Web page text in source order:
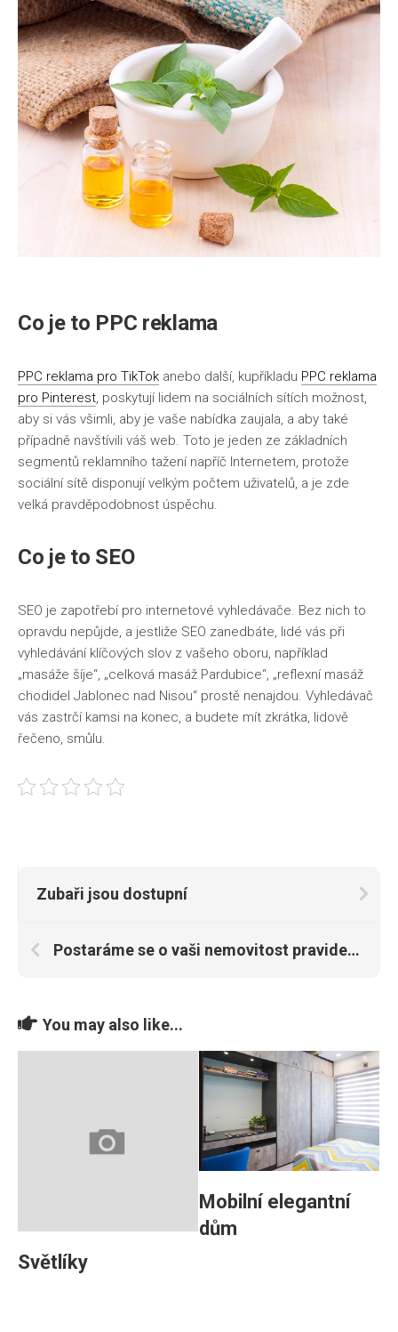
Co je to PPC reklama
PPC reklama pro TikTok anebo další, kupříkladu PPC reklama
pro Pinterest, poskytují lidem na sociálních sítích možnost,
aby si vás všimli, aby je vaše nabídka zaujala, a aby také
případně navštívili váš web. Toto je jeden ze základních
segmentů reklamního tažení napříč Internetem, protože
sociální sítě disponují velkým počtem uživatelů, a je zde
velká pravděpodobnost úspěchu.
Co je to SEO
SEO je zapotřebí pro internetové vyhledávače. Bez nich to
opravdu nepůjde, a jestliže SEO zanedbáte, lidé vás při
vyhledávání klíčových slov z vašeho oboru, například
„masáže šíje“, „celková masáž Pardubice“, „reflexní masáž
chodidel Jablonec nad Nisou“ prostě nenajdou. Vyhledávač
vás zastrčí kamsi na konec, a budete mít zkrátka, lidově
řečeno, smůlu.
Zubaři jsou dostupní
Postaráme se o vaši nemovitost pravidelně i jednorázově
You may also like...
Světlíky
Mobilní elegantní
dům